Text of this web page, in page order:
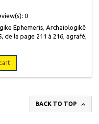
0
Ephemeris, Archaiologikē
de la page 211 à 216, agrafé,
51 g.
BACK TO TOP 